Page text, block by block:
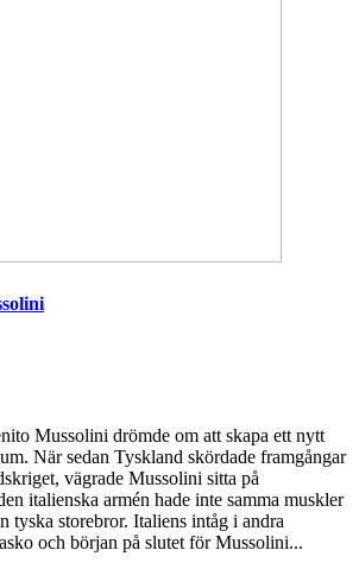
Mussolini drömde om att skapa ett nytt
När sedan Tyskland skördade framgångar
vägrade Mussolini sitta på
italienska armén hade inte samma muskler
tyska storebror. Italiens intåg i andra
och början på slutet för Mussolini...